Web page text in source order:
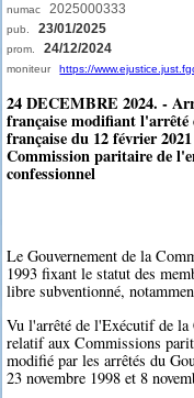
numac 2025000333
pub. 23/01/2025
prom. 24/12/2024
moniteur https://
24 DECEMBRE 2024. -
française modifiant l'arrêté
française du 12 février
Commission paritaire de
confessionnel
Le Gouvernement de la
1993 fixant le statut des
libre subventionné,
Vu l'arrêté de l'Exécutif de
relatif aux Commissions
modifié par les arrêtés du
23 novembre 1998 et 8